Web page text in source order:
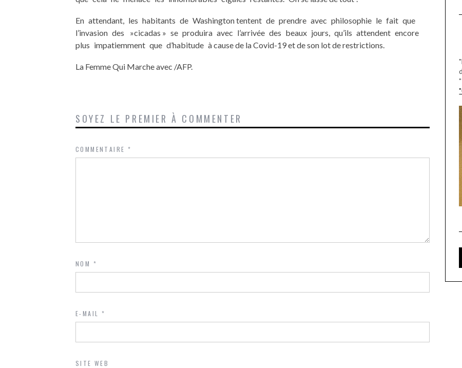
En attendant, les habitants de Washington tentent de prendre avec philosophie le fait que
l’invasion des »cicadas » se produira avec l’arrivée des beaux jours, qu’ils attendent encore
plus impatiemment que d’habitude à cause de la Covid-19 et de son lot de restrictions.
La Femme Qui Marche avec /AFP.
SOYEZ LE PREMIER À COMMENTER
COMMENTAIRE *
NOM *
E-MAIL *
SITE WEB